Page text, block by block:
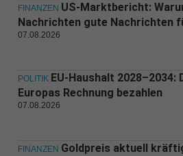
FINANZEN US-Marktbericht:
Nachrichten gute Nachrichten
07.08.2026
POLITIK EU-Haushalt 2028–2034:
Europas Rechnung bezahlen
07.08.2026
FINANZEN Goldpreis aktuell